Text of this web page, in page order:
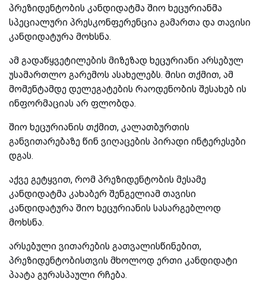
პრეზიდენტობის კანდიდატმა შიო ხეცურიანმა
სპეციალური პრესკონფერენცია გამართა და თავისი
კანდიდატურა მოხსნა.
ამ გადაწყვეტილების მიზეზად ხეცურიანი არსებულ
უსამართლო გარემოს ასახელებს. მისი თქმით, ამ
მომენტამდე დელეგატების რაოდენობის შესახებ ის
ინფორმაციას არ ფლობდა.
შიო ხეცურიანის თქმით, კალათბურთის
განვითარებაზე წინ ვიღაცების პირადი ინტერესები
დგას.
აქვე გეტყვით, რომ პრეზიდენტობის მესამე
კანდიდატმა კახაბერ შენგელიამ თავისი
კანდიდატურა შიო ხეცურიანის სასარგებლოდ
მოხსნა.
არსებული ვითარების გათვალისწინებით,
პრეზიდენტობისთვის მხოლოდ ერთი კანდიდატი
პაატა გურასპაული რჩება.